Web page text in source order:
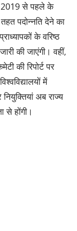
2019 से पहले के
पदोन्नति देने का
के वरिष्ठ
की जाएंगी। वहीं,
की रिपोर्ट पर
में
अब राज्य
से होंगी।